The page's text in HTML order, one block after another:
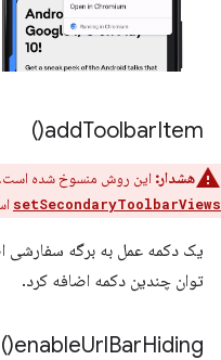
addToolbarItem(
)
هشدار: این روش منسوخ شده است.
setSecondaryToolbarViews
یک دکمه عمل به برگه سفارشی
توان چندین دکمه اضافه کرد.
enableUrlBarHiding(
)